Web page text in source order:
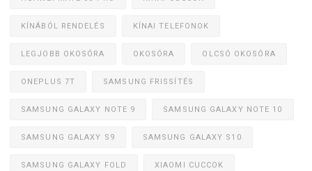
KÍNÁBÓL RENDELÉS KÍNAI TELEFONOK
LEGJOBB OKOSÓRA OKOSÓRA OLCSÓ OKOSÓRA
ONEPLUS 7T SAMSUNG FRISSÍTÉS
SAMSUNG GALAXY NOTE 9 SAMSUNG GALAXY NOTE 10
SAMSUNG GALAXY S9 SAMSUNG GALAXY S10
SAMSUNG GALAXY FOLD XIAOMI CUCCOK